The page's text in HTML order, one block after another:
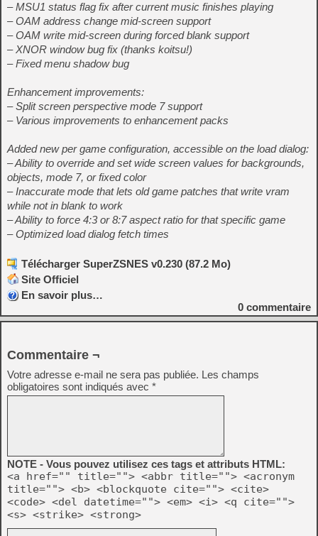
– MSU1 status flag fix after current music finishes playing
– OAM address change mid-screen support
– OAM write mid-screen during forced blank support
– XNOR window bug fix (thanks koitsu!)
– Fixed menu shadow bug
Enhancement improvements:
– Split screen perspective mode 7 support
– Various improvements to enhancement packs
Added new per game configuration, accessible on the load dialog:
– Ability to override and set wide screen values for backgrounds,
objects, mode 7, or fixed color
– Inaccurate mode that lets old game patches that write vram
while not in blank to work
– Ability to force 4:3 or 8:7 aspect ratio for that specific game
– Optimized load dialog fetch times
Télécharger SuperZSNES v0.230 (87.2 Mo)
Site Officiel
En savoir plus…
0 commentaire
Commentaire ¬
Votre adresse e-mail ne sera pas publiée. Les champs
obligatoires sont indiqués avec *
NOTE - Vous pouvez utilisez ces tags et attributs HTML:
<a href="" title=""> <abbr title=""> <acronym
title=""> <b> <blockquote cite=""> <cite>
<code> <del datetime=""> <em> <i> <q cite="">
<s> <strike> <strong>